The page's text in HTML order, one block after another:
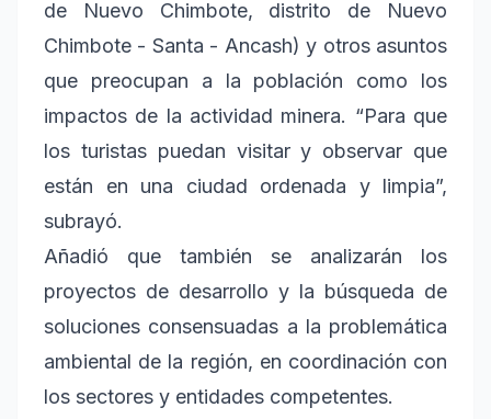
de Nuevo Chimbote, distrito de Nuevo
Chimbote - Santa - Ancash) y otros asuntos
que preocupan a la población como los
impactos de la actividad minera. “Para que
los turistas puedan visitar y observar que
están en una ciudad ordenada y limpia”,
subrayó.
Añadió que también se analizarán los
proyectos de desarrollo y la búsqueda de
soluciones consensuadas a la problemática
ambiental de la región, en coordinación con
los sectores y entidades competentes.